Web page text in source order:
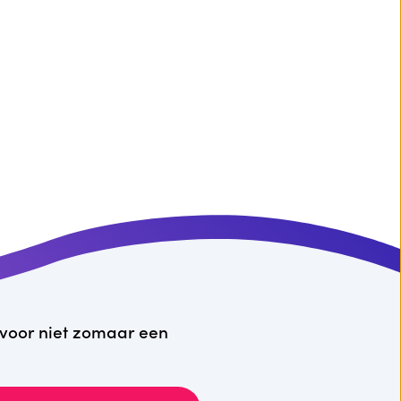
niet zomaar een